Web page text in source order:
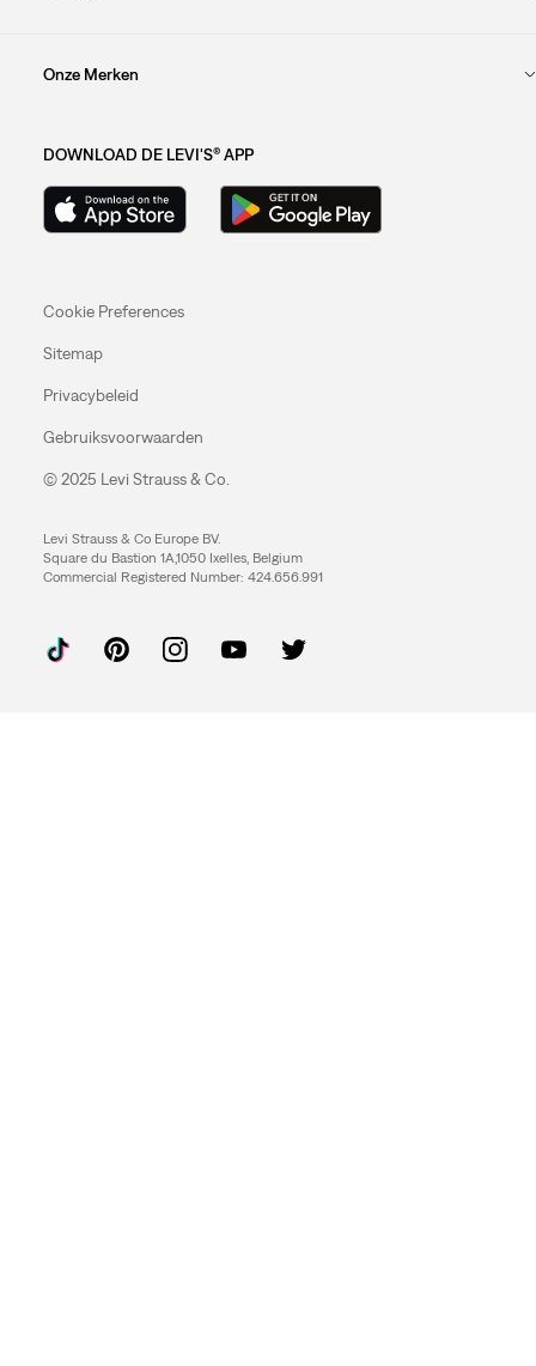
Onze Merken
DOWNLOAD DE LEVI'S® APP
Cookie Preferences
Sitemap
Privacybeleid
Gebruiksvoorwaarden
© 2025 Levi Strauss & Co.
Levi Strauss & Co Europe BV.
Square du Bastion 1A,1050 Ixelles, Belgium
Commercial Registered Number: 424.656.991